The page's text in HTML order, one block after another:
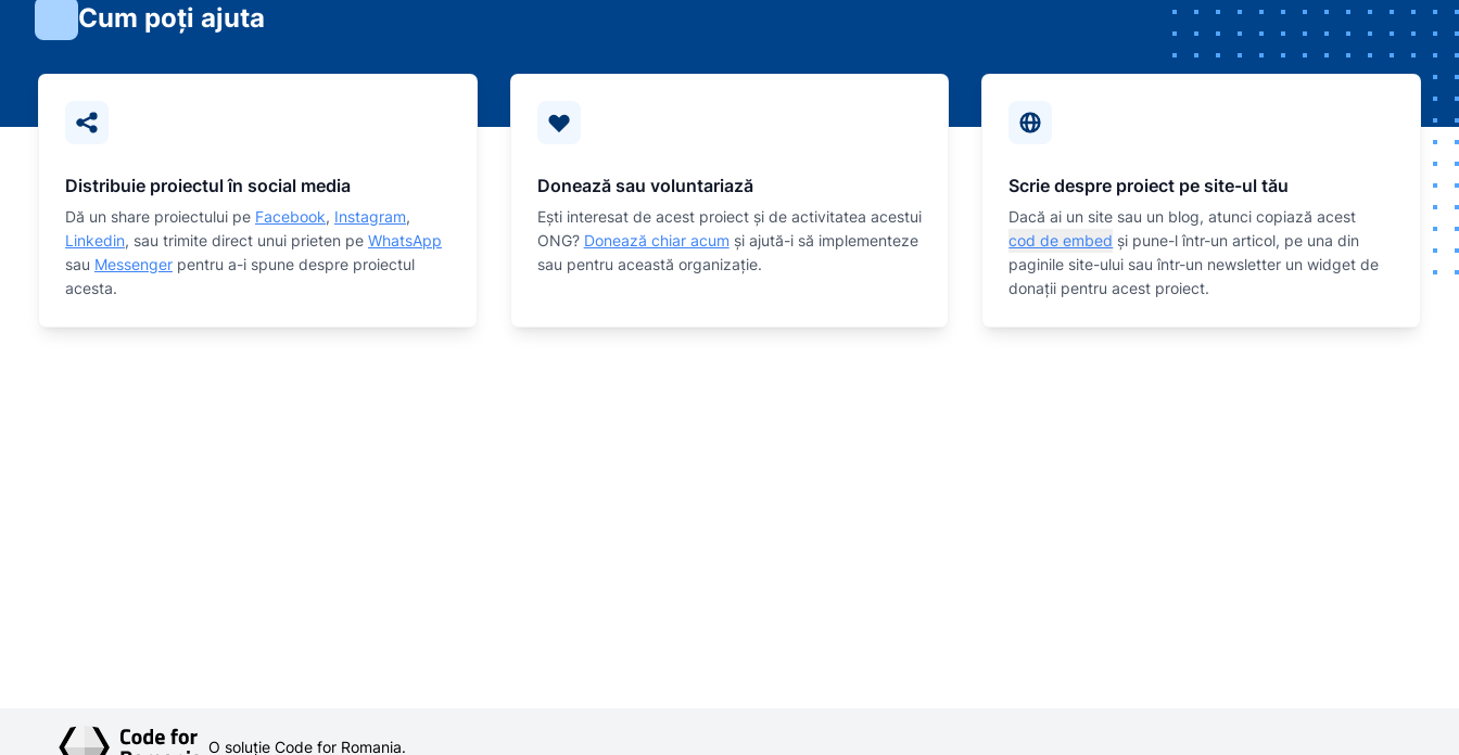
Cum poți ajuta
Distribuie proiectul în social media
Dă un share proiectului pe Facebook, Instagram,
Linkedin, sau trimite direct unui prieten pe WhatsApp
sau Messenger pentru a-i spune despre proiectul
acesta.
Donează sau voluntariază
Eşti interesat de acest proiect și de activitatea acestui
ONG? Donează chiar acum și ajută-i să implementeze
sau pentru această organizaţie.
Scrie despre proiect pe site-ul tău
Dacă ai un site sau un blog, atunci copiază acest
cod de embed și pune-l într-un articol, pe una din
paginile site-ului sau într-un newsletter un widget de
donații pentru acest proiect.
O soluție Code for Romania.